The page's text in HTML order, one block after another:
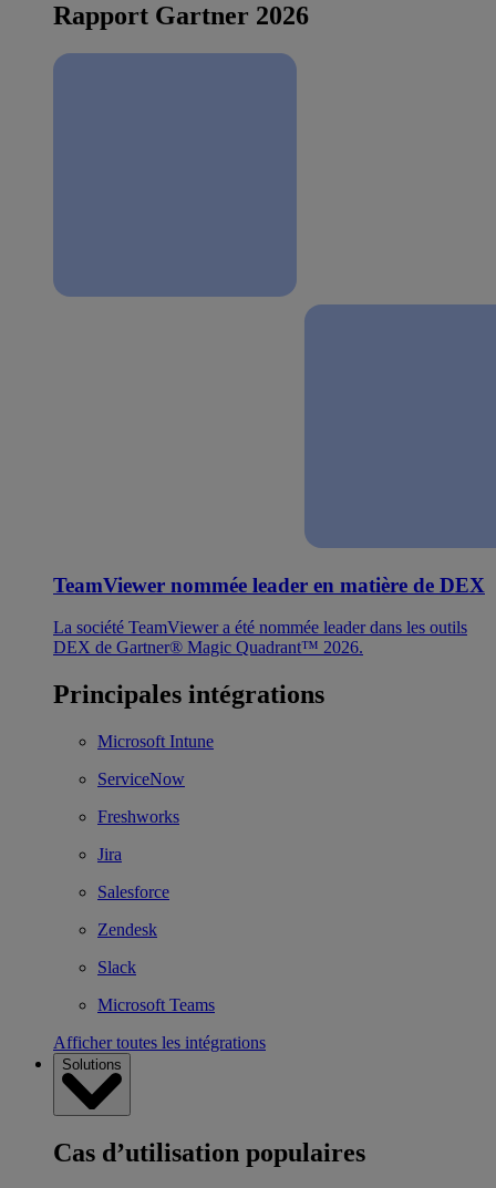
Rapport Gartner 2026
TeamViewer nommée leader en matière de DEX
La société TeamViewer a été nommée leader dans les outils
DEX de Gartner® Magic Quadrant™ 2026.
Principales intégrations
Microsoft Intune
ServiceNow
Freshworks
Jira
Salesforce
Zendesk
Slack
Microsoft Teams
Afficher toutes les intégrations
Solutions
Cas d’utilisation populaires